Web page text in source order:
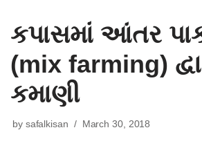
કપાસમાં આંતર
(mix farming)
કમાણી
by safalkisan March 30, 2018